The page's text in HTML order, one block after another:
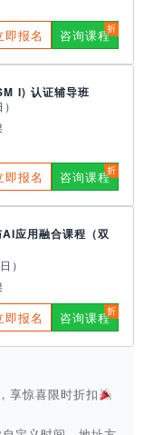
即报名 咨询课程
I) 认证辅导班
即报名 咨询课程
应用融合课程（双
）
即报名 咨询课程
享惊喜限时折扣